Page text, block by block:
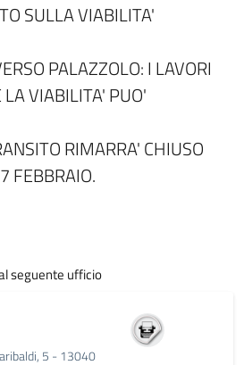
SULLA VIABILITA'
PALAZZOLO: I LAVORI
VIABILITA' PUO'
RIMARRA' CHIUSO
FEBBRAIO.
seguente ufficio
5 - 13040